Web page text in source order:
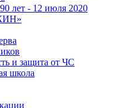
- 12 июля 2020
и защита от ЧС
школа